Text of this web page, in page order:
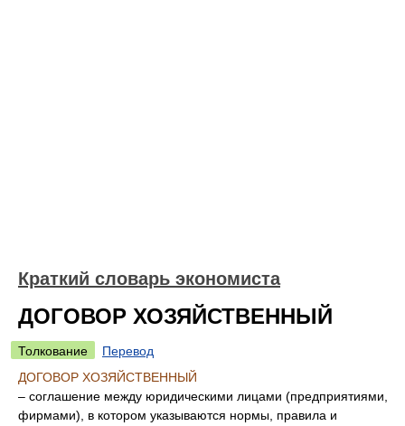
Краткий словарь экономиста
ДОГОВОР ХОЗЯЙСТВЕННЫЙ
Толкование
Перевод
ДОГОВОР ХОЗЯЙСТВЕННЫЙ
– соглашение между юридическими лицами (предприятиями,
фирмами), в котором указываются нормы, правила и